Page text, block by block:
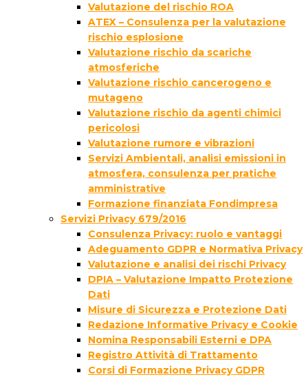
Valutazione del rischio ROA
ATEX – Consulenza per la valutazione
rischio esplosione
Valutazione rischio da scariche
atmosferiche
Valutazione rischio cancerogeno e
mutageno
Valutazione rischio da agenti chimici
pericolosi
Valutazione rumore e vibrazioni
Servizi Ambientali, analisi emissioni in
atmosfera, consulenza per pratiche
amministrative
Formazione finanziata Fondimpresa
Servizi Privacy 679/2016
Consulenza Privacy: ruolo e vantaggi
Adeguamento GDPR e Normativa Privacy
Valutazione e analisi dei rischi Privacy
DPIA – Valutazione Impatto Protezione
Dati
Misure di Sicurezza e Protezione Dati
Redazione Informative Privacy e Cookie
Nomina Responsabili Esterni e DPA
Registro Attività di Trattamento
Corsi di Formazione Privacy GDPR